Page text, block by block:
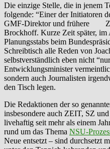
Die einzige Stelle, die in jenem
folgende: “Einer der Initiatoren
GMF-Direktor und frühere
Brockhoff. Kurze Zeit später, im
Planungsstabs beim
Schreibtisch alle Reden von
selbstverständlich eben nicht
Entwicklungsminister
sondern auch Journalisten
den Tisch legen.
Die Redaktionen der so
insbesondere auch ZEIT, SZ
livehaftig seit mehr als einem
rund um das Thema NSU-
Neue entsetzt – sind durchsetzt